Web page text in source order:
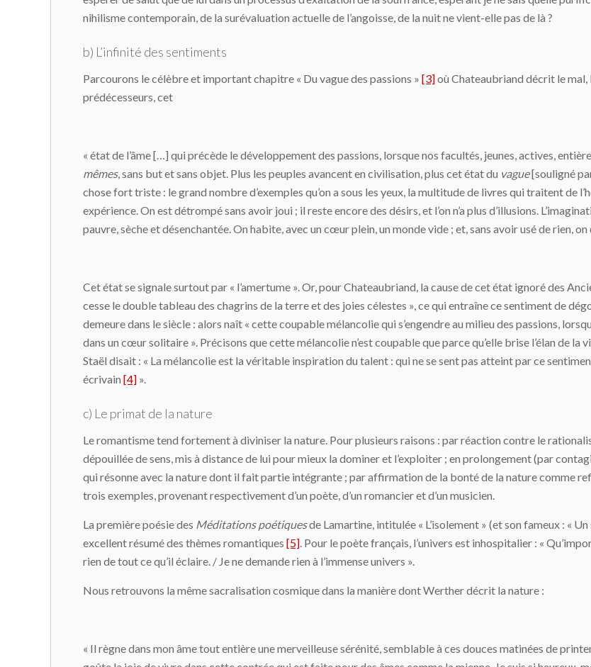
nihilisme contemporain, de la surévaluation actuelle de l’angoisse, de la nuit ne vient-elle pas de là ?
b) L’infinité des sentiments
Parcourons le célèbre et important chapitre « Du vague des passions » [3]où Chateaubriand décrit le mal,
prédécesseurs, cet
« état de l’âme […] qui précède le développement des passions, lorsque nos facultés, jeunes, actives,
mêmes, sans but et sans objet. Plus les peuples avancent en civilisation, plus cet état du vague[souligné
chose fort triste : le grand nombre d’exemples qu’on a sous les yeux, la multitude de livres qui traitent de
expérience. On est détrompé sans avoir joui ; il reste encore des désirs, et l’on n’a plus d’illusions.
pauvre, sèche et désenchantée. On habite, avec un cœur plein, un monde vide ; et, sans avoir usé de rien, on
Cet état se signale surtout par « l’amertume ». Or, pour Chateaubriand, la cause de cet état ignoré des
cesse le double tableau des chagrins de la terre et des joies célestes », ce qui entraîne ce sentiment de
demeure dans le siècle : alors naît « cette coupable mélancolie qui s’engendre au milieu des passions,
dans un cœur solitaire ». Précisons que cette mélancolie n’est coupable que parce qu’elle brise l’élan de
Staël disait : « La mélancolie est la véritable inspiration du talent : qui ne se sent pas atteint par ce
écrivain [4] ».
c) Le primat de la nature
Le romantisme tend fortement à diviniser la nature. Pour plusieurs raisons : par réaction contre le
dépouillée de sens, mis à distance de lui pour mieux la dominer et l’exploiter ; en prolongement (par
qui résonne avec la nature dont il fait partie intégrante ; par affirmation de la bonté de la nature comme
trois exemples, provenant respectivement d’un poète, d’un romancier et d’un musicien.
La première poésie des Méditations poétiquesde Lamartine, intitulée « L’isolement » (et son fameux : «
excellent résumé des thèmes romantiques [5] . Pour le poète français, l’univers est inhospitalier : «
rien de tout ce qu’il éclaire. / Je ne demande rien à l’immense univers ».
Nous retrouvons la même sacralisation cosmique dans la manière dont Werther décrit la nature :
« Il règne dans mon âme tout entière une merveilleuse sérénité, semblable à ces douces matinées de